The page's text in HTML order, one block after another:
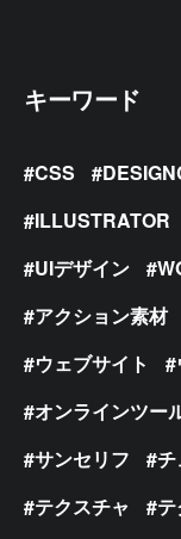
キーワード
CSS
ILLUSTRATOR
UIデザイン
アクション素材
ウェブサイト
オンラインツー
サンセリフ
テクスチャ